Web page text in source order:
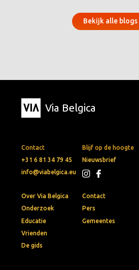
Bekijk alle blogs
Via Belgica
Contact
+31 6 81 34 79 45
info@viabelgica.eu
Blijf op de hoogte
Nieuwsbrief
Over Via Belgica
Onderzoek
Educatie
Vrienden
De gids
Contact
Pers
Gemeentes